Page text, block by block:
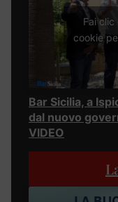
Fai
cookie
Bar Sicilia, a
dal nuovo
VIDEO